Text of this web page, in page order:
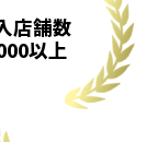
店舗数
以上